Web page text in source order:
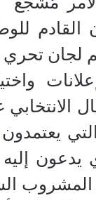
القادم
لجان
يعتمدون
يدعون